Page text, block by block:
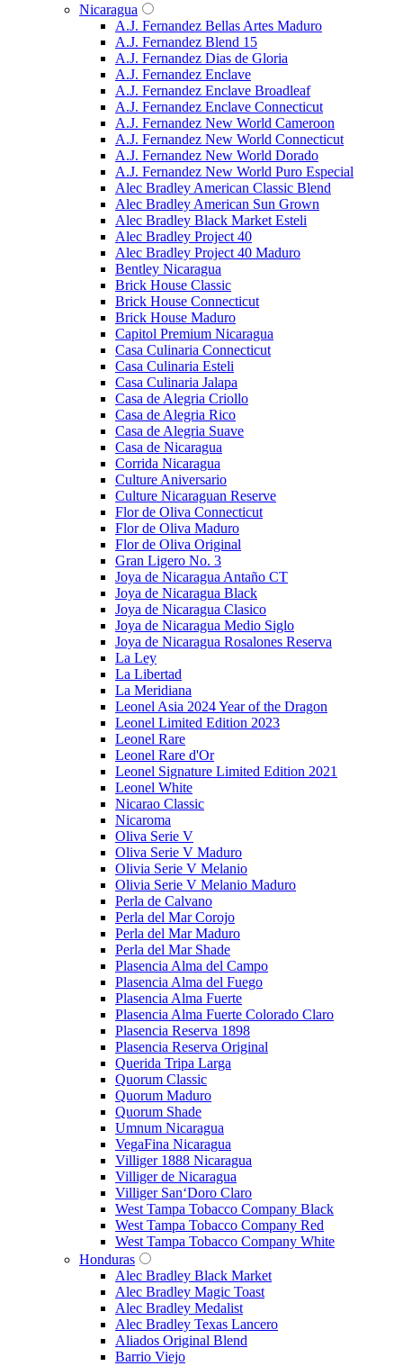
Nicaragua
A.J. Fernandez Bellas Artes Maduro
A.J. Fernandez Blend 15
A.J. Fernandez Dias de Gloria
A.J. Fernandez Enclave
A.J. Fernandez Enclave Broadleaf
A.J. Fernandez Enclave Connecticut
A.J. Fernandez New World Cameroon
A.J. Fernandez New World Connecticut
A.J. Fernandez New World Dorado
A.J. Fernandez New World Puro Especial
Alec Bradley American Classic Blend
Alec Bradley American Sun Grown
Alec Bradley Black Market Esteli
Alec Bradley Project 40
Alec Bradley Project 40 Maduro
Bentley Nicaragua
Brick House Classic
Brick House Connecticut
Brick House Maduro
Capitol Premium Nicaragua
Casa Culinaria Connecticut
Casa Culinaria Esteli
Casa Culinaria Jalapa
Casa de Alegria Criollo
Casa de Alegria Rico
Casa de Alegria Suave
Casa de Nicaragua
Corrida Nicaragua
Culture Aniversario
Culture Nicaraguan Reserve
Flor de Oliva Connecticut
Flor de Oliva Maduro
Flor de Oliva Original
Gran Ligero No. 3
Joya de Nicaragua Antaño CT
Joya de Nicaragua Black
Joya de Nicaragua Clasico
Joya de Nicaragua Medio Siglo
Joya de Nicaragua Rosalones Reserva
La Ley
La Libertad
La Meridiana
Leonel Asia 2024 Year of the Dragon
Leonel Limited Edition 2023
Leonel Rare
Leonel Rare d'Or
Leonel Signature Limited Edition 2021
Leonel White
Nicarao Classic
Nicaroma
Oliva Serie V
Oliva Serie V Maduro
Olivia Serie V Melanio
Olivia Serie V Melanio Maduro
Perla de Calvano
Perla del Mar Corojo
Perla del Mar Maduro
Perla del Mar Shade
Plasencia Alma del Campo
Plasencia Alma del Fuego
Plasencia Alma Fuerte
Plasencia Alma Fuerte Colorado Claro
Plasencia Reserva 1898
Plasencia Reserva Original
Querida Tripa Larga
Quorum Classic
Quorum Maduro
Quorum Shade
Umnum Nicaragua
VegaFina Nicaragua
Villiger 1888 Nicaragua
Villiger de Nicaragua
Villiger San‘Doro Claro
West Tampa Tobacco Company Black
West Tampa Tobacco Company Red
West Tampa Tobacco Company White
Honduras
Alec Bradley Black Market
Alec Bradley Magic Toast
Alec Bradley Medalist
Alec Bradley Texas Lancero
Aliados Original Blend
Barrio Viejo